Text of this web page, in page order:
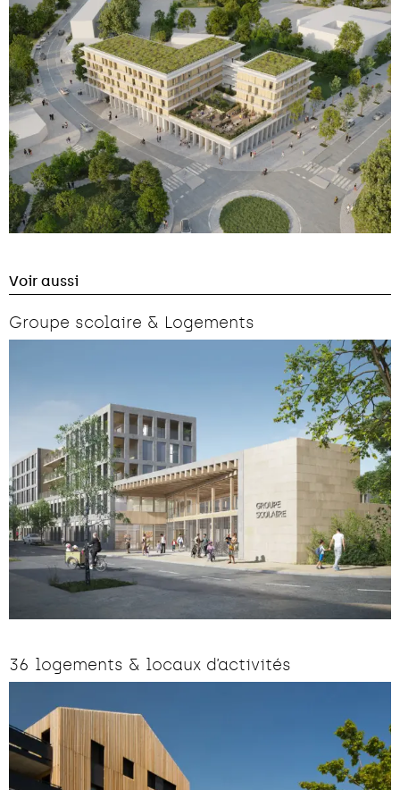
Voir aussi
Groupe scolaire & Logements
36 logements & locaux d’activités